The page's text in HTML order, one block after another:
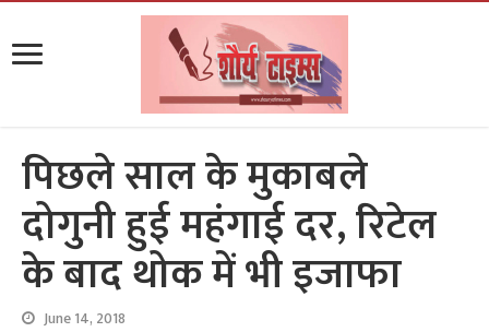
पिछले साल के मुकाबले
दोगुनी हुई महंगाई दर, रिटेल
के बाद थोक में भी इजाफा
June 14, 2018